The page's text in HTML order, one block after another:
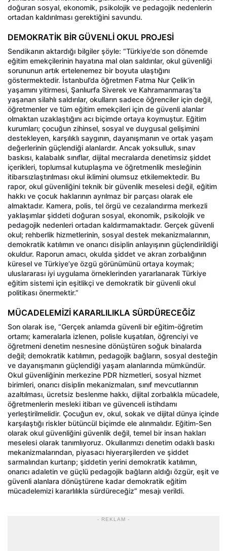
doğuran sosyal, ekonomik, psikolojik ve pedagojik nedenlerin
ortadan kaldırılması gerektiğini savundu.
DEMOKRATİK BİR GÜVENLİ OKUL PROJESİ
Sendikanın aktardığı bilgiler şöyle: “Türkiye’de son dönemde
eğitim emekçilerinin hayatına mal olan saldırılar, okul güvenliği
sorununun artık ertelenemez bir boyuta ulaştığını
göstermektedir. İstanbul’da öğretmen Fatma Nur Çelik’in
yaşamını yitirmesi, Şanlıurfa Siverek ve Kahramanmaraş’ta
yaşanan silahlı saldırılar, okulların sadece öğrenciler için değil,
öğretmenler ve tüm eğitim emekçileri için de güvenli alanlar
olmaktan uzaklaştığını acı biçimde ortaya koymuştur. Eğitim
kurumları; çocuğun zihinsel, sosyal ve duygusal gelişimini
destekleyen, karşılıklı saygının, dayanışmanın ve ortak yaşam
değerlerinin güçlendiği alanlardır. Ancak yoksulluk, sınav
baskısı, kalabalık sınıflar, dijital mecralarda denetimsiz şiddet
içerikleri, toplumsal kutuplaşma ve öğretmenlik mesleğinin
itibarsızlaştırılması okul iklimini olumsuz etkilemektedir. Bu
rapor, okul güvenliğini teknik bir güvenlik meselesi değil, eğitim
hakkı ve çocuk haklarının ayrılmaz bir parçası olarak ele
almaktadır. Kamera, polis, tel örgü ve cezalandırma merkezli
yaklaşımlar şiddeti doğuran sosyal, ekonomik, psikolojik ve
pedagojik nedenleri ortadan kaldırmamaktadır. Gerçek güvenli
okul; rehberlik hizmetlerinin, sosyal destek mekanizmalarının,
demokratik katılımın ve onarıcı disiplin anlayışının güçlendirildiği
okuldur. Raporun amacı, okulda şiddet ve akran zorbalığının
küresel ve Türkiye’ye özgü görünümünü ortaya koymak;
uluslararası iyi uygulama örneklerinden yararlanarak Türkiye
eğitim sistemi için eşitlikçi ve demokratik bir güvenli okul
politikası önermektir.”
MÜCADELEMİZİ KARARLILIKLA SÜRDÜRECEĞİZ
Son olarak ise, “Gerçek anlamda güvenli bir eğitim-öğretim
ortamı; kameralarla izlenen, polisle kuşatılan, öğrenciyi ve
öğretmeni denetim nesnesine dönüştüren soğuk binalarda
değil; demokratik katılımın, pedagojik bağların, sosyal desteğin
ve dayanışmanın güçlendiği yaşam alanlarında mümkündür.
Okul güvenliğinin merkezine PDR hizmetleri, sosyal hizmet
birimleri, onarıcı disiplin mekanizmaları, sınıf mevcutlarının
azaltılması, ücretsiz beslenme hakkı, dijital zorbalıkla mücadele,
öğretmenlerin mesleki itibarı ve güvenceli istihdamı
yerleştirilmelidir. Çocuğun ev, okul, sokak ve dijital dünya içinde
karşılaştığı riskler bütüncül biçimde ele alınmalıdır. Eğitim-Sen
olarak okul güvenliğini güvenlik değil, temel bir insan hakları
meselesi olarak tanımlıyoruz. Okullarımızı denetim odaklı baskı
mekanizmalarından, piyasacı hiyerarşilerden ve şiddet
sarmalından kurtarıp; şiddetin yerini demokratik katılımın,
onarıcı adaletin ve güçlü pedagojik bağların aldığı özgür, eşit ve
güvenli alanlara dönüştürene kadar demokratik eğitim
mücadelemizi kararlılıkla sürdüreceğiz” mesajı verildi.
- REKLAM -